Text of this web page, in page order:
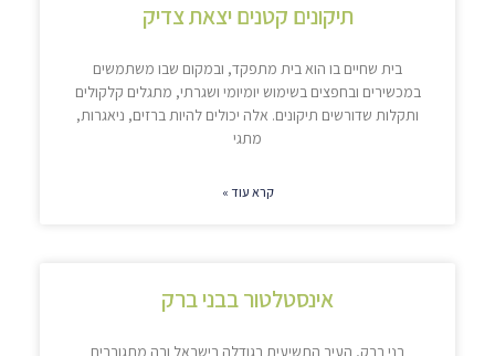
תיקונים קטנים יצאת צדיק
בית שחיים בו הוא בית מתפקד, ובמקום שבו משתמשים
במכשירים ובחפצים בשימוש יומיומי ושגרתי, מתגלים קלקולים
ותקלות שדורשים תיקונים. אלה יכולים להיות ברזים, ניאגרות,
מתגי
קרא עוד »
אינסטלטור בבני ברק
בני ברק, העיר התשיעית בגודלה בישראל ובה מתגוררים